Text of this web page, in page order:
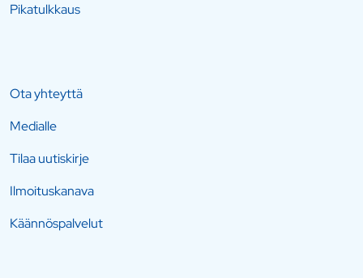
Pikatulkkaus
Ota yhteyttä
Medialle
Tilaa uutiskirje
Ilmoituskanava
Käännöspalvelut